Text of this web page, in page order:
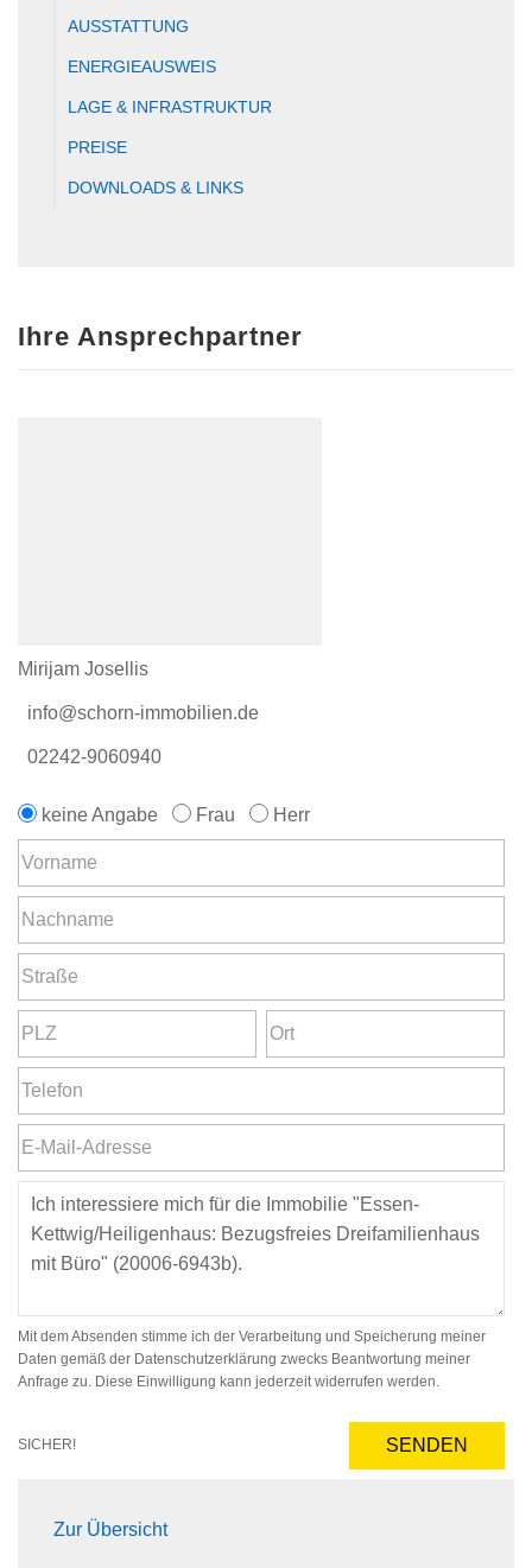
AUSSTATTUNG
ENERGIEAUSWEIS
LAGE & INFRASTRUKTUR
PREISE
DOWNLOADS & LINKS
Ihre Ansprechpartner
Mirijam Josellis
info@schorn-immobilien.de
02242-9060940
keine Angabe Frau Herr
Mit dem Absenden stimme ich der Verarbeitung und Speicherung meiner
Daten gemäß der Datenschutzerklärung zwecks Beantwortung meiner
Anfrage zu. Diese Einwilligung kann jederzeit widerrufen werden.
SICHER! SENDEN
Zur Übersicht